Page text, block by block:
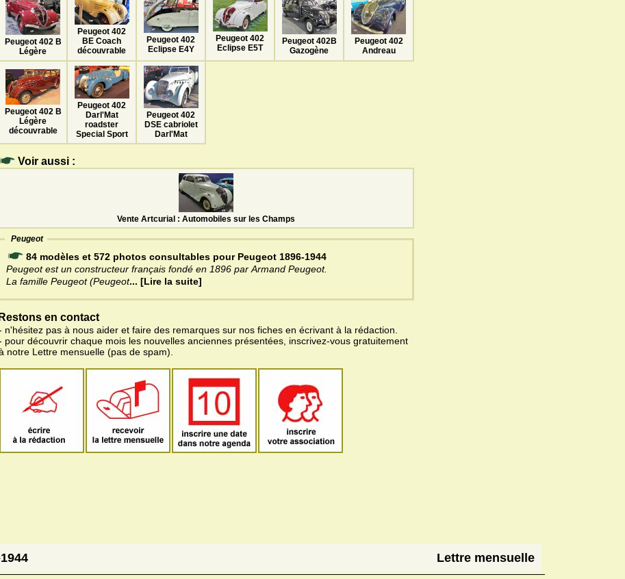
Peugeot 402 B
Légère
Peugeot 402
BE Coach
découvrable
Peugeot 402
Eclipse E4Y
Peugeot 402
Eclipse E5T
Peugeot 402B
Gazogène
Peugeot 402
Andreau
Peugeot 402 B
Légère
découvrable
Peugeot 402
Darl'Mat
roadster
Special Sport
Peugeot 402
DSE cabriolet
Darl'Mat
Voir aussi :
Vente Artcurial : Automobiles sur les Champs
Peugeot
84 modèles et 572 photos consultables pour Peugeot 1896-1944
Peugeot est un constructeur français fondé en 1896 par Armand Peugeot.
La famille Peugeot (Peugeot... [Lire la suite]
Restons en contact
n'hésitez pas à nous aider et faire des remarques sur nos fiches en écrivant à la rédaction.
pour découvrir chaque mois les nouvelles anciennes présentées, inscrivez-vous gratuitement
notre Lettre mensuelle (pas de spam).
Lettre mensuelle